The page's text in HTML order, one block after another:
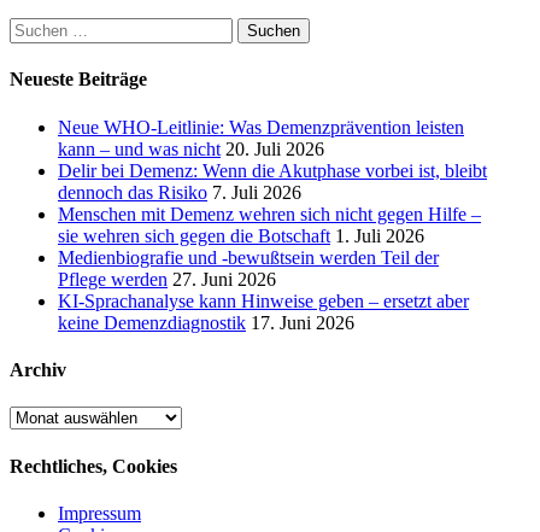
Suchen
nach:
Neueste Beiträge
Neue WHO-Leitlinie: Was Demenzprävention leisten
kann – und was nicht 20. Juli 2026
Delir bei Demenz: Wenn die Akutphase vorbei ist, bleibt
dennoch das Risiko 7. Juli 2026
Menschen mit Demenz wehren sich nicht gegen Hilfe –
sie wehren sich gegen die Botschaft 1. Juli 2026
Medienbiografie und -bewußtsein werden Teil der
Pflege werden 27. Juni 2026
KI-Sprachanalyse kann Hinweise geben – ersetzt aber
keine Demenzdiagnostik 17. Juni 2026
Archiv
Archiv
Rechtliches, Cookies
Impressum